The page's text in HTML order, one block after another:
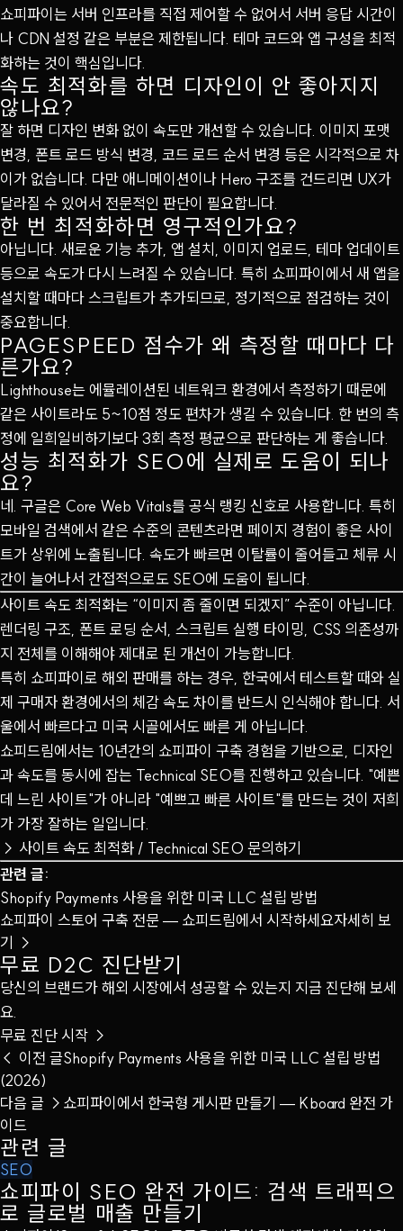
쇼피파이는 서버 인프라를 직접 제어할 수 없어서 서버 응답 시간이
나 CDN 설정 같은 부분은 제한됩니다. 테마 코드와 앱 구성을 최적
화하는 것이 핵심입니다.
속도 최적화를 하면 디자인이 안 좋아지지
않나요?
잘 하면 디자인 변화 없이 속도만 개선할 수 있습니다. 이미지 포맷
변경, 폰트 로드 방식 변경, 코드 로드 순서 변경 등은 시각적으로 차
이가 없습니다. 다만 애니메이션이나 Hero 구조를 건드리면 UX가
달라질 수 있어서 전문적인 판단이 필요합니다.
한 번 최적화하면 영구적인가요?
아닙니다. 새로운 기능 추가, 앱 설치, 이미지 업로드, 테마 업데이트
등으로 속도가 다시 느려질 수 있습니다. 특히 쇼피파이에서 새 앱을
설치할 때마다 스크립트가 추가되므로, 정기적으로 점검하는 것이
중요합니다.
PAGESPEED 점수가 왜 측정할 때마다 다
른가요?
Lighthouse는 에뮬레이션된 네트워크 환경에서 측정하기 때문에
같은 사이트라도 5~10점 정도 편차가 생길 수 있습니다. 한 번의 측
정에 일희일비하기보다 3회 측정 평균으로 판단하는 게 좋습니다.
성능 최적화가 SEO에 실제로 도움이 되나
요?
네. 구글은 Core Web Vitals를 공식 랭킹 신호로 사용합니다. 특히
모바일 검색에서 같은 수준의 콘텐츠라면 페이지 경험이 좋은 사이
트가 상위에 노출됩니다. 속도가 빠르면 이탈률이 줄어들고 체류 시
간이 늘어나서 간접적으로도 SEO에 도움이 됩니다.
사이트 속도 최적화는 “이미지 좀 줄이면 되겠지” 수준이 아닙니다.
렌더링 구조, 폰트 로딩 순서, 스크립트 실행 타이밍, CSS 의존성까
지 전체를 이해해야 제대로 된 개선이 가능합니다.
특히 쇼피파이로 해외 판매를 하는 경우, 한국에서 테스트할 때와 실
제 구매자 환경에서의 체감 속도 차이를 반드시 인식해야 합니다. 서
울에서 빠르다고 미국 시골에서도 빠른 게 아닙니다.
쇼피드림에서는 10년간의 쇼피파이 구축 경험을 기반으로, 디자인
과 속도를 동시에 잡는 Technical SEO를 진행하고 있습니다. "예쁜
데 느린 사이트"가 아니라 "예쁘고 빠른 사이트"를 만드는 것이 저희
가 가장 잘하는 일입니다.
→ 사이트 속도 최적화 / Technical SEO 문의하기
관련 글:
Shopify Payments 사용을 위한 미국 LLC 설립 방법
쇼피파이 스토어 구축 전문 — 쇼피드림에서 시작하세요자세히 보
기 →
무료 D2C 진단받기
당신의 브랜드가 해외 시장에서 성공할 수 있는지 지금 진단해 보세
요.
무료 진단 시작 →
← 이전 글Shopify Payments 사용을 위한 미국 LLC 설립 방법
(2026)
다음 글 → 쇼피파이에서 한국형 게시판 만들기 — Kboard 완전 가
이드
관련 글
SEO
쇼피파이 SEO 완전 가이드: 검색 트래픽으
로 글로벌 매출 만들기